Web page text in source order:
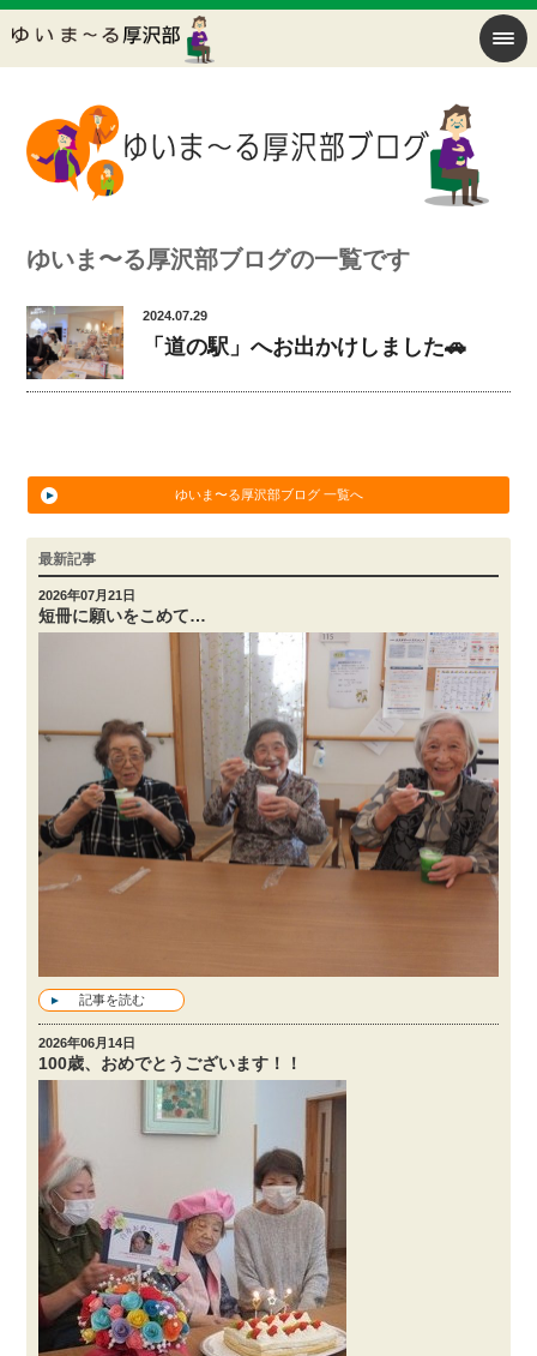
ゆいま〜る厚沢部ブログの一覧です
2024.07.29
「道の駅」へお出かけしました🚗
ゆいま〜る厚沢部ブログ 一覧へ
最新記事
2026年07月21日
短冊に願いをこめて…
記事を読む
2026年06月14日
100歳、おめでとうございます！！